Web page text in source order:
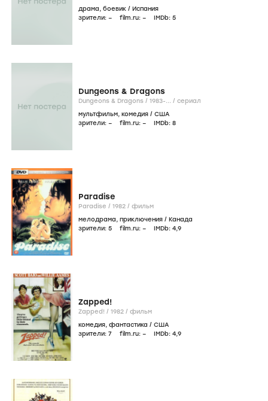
драма, боевик / Испания
зрители: – film.ru: – IMDb: 5
Dungeons & Dragons
Dungeons & Dragons / 1983-... / сериал
мультфильм, комедия / США
зрители: – film.ru: – IMDb: 8
Paradise
Paradise / 1982 / фильм
мелодрама, приключения / Канада
зрители: 5 film.ru: – IMDb: 4,9
Zapped!
Zapped! / 1982 / фильм
комедия, фантастика / США
зрители: 7 film.ru: – IMDb: 4,9